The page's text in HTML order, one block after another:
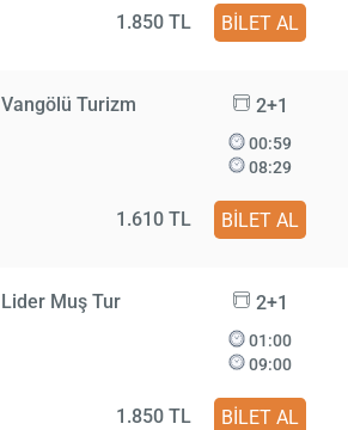
1.850 TL BİLET AL
Vangölü Turizm 2+1
00:59
08:29
1.610 TL BİLET AL
Lider Muş Tur 2+1
01:00
09:00
1.850 TL BİLET AL